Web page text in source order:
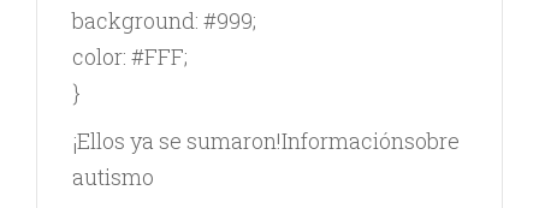
background: #999;
color: #FFF;
}
¡Ellos ya se sumaron!Informaciónsobre
autismo